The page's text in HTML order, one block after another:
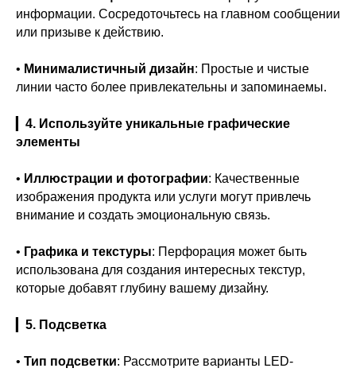
информации. Сосредоточьтесь на главном сообщении
или призыве к действию.
• Минималистичный дизайн: Простые и чистые
линии часто более привлекательны и запоминаемы.
4. Используйте уникальные графические
элементы
• Иллюстрации и фотографии: Качественные
изображения продукта или услуги могут привлечь
внимание и создать эмоциональную связь.
• Графика и текстуры: Перфорация может быть
использована для создания интересных текстур,
которые добавят глубину вашему дизайну.
5. Подсветка
• Тип подсветки: Рассмотрите варианты LED-